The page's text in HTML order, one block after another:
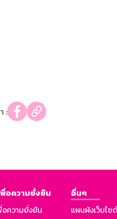
:
อความยั่งยืน
ความยั่งยืน
อื่นๆ
แผนผังเว็บไซ